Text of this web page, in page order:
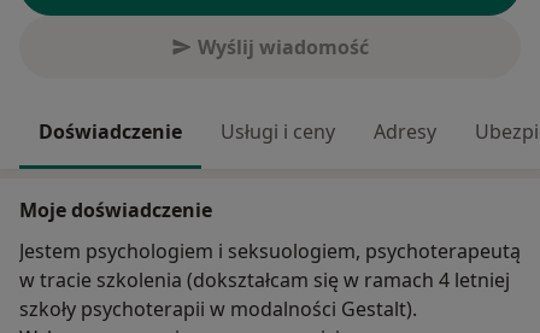
Wyślij wiadomość
Doświadczenie Usługi i ceny Adresy
Moje doświadczenie
Jestem psychologiem i seksuologiem, psychoterapeutą
w tracie szkolenia (dokształcam się w ramach 4 letniej
szkoły psychoterapii w modalności Gestalt).